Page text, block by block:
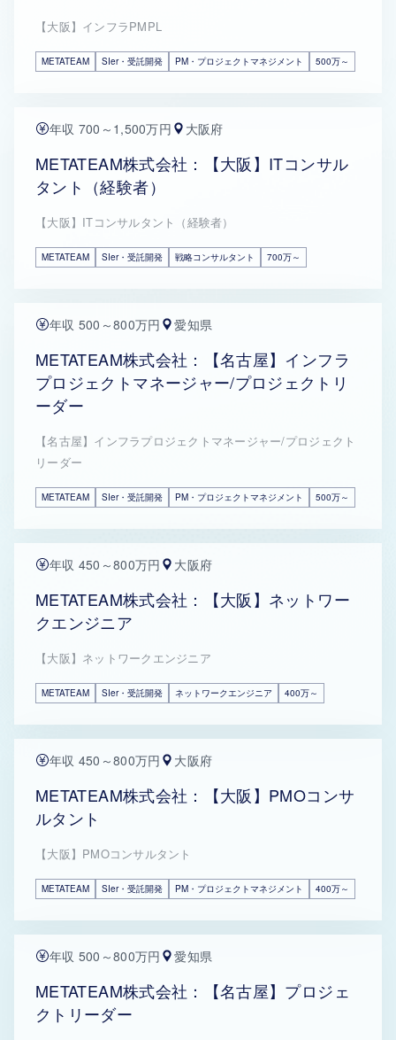
【大阪】インフラPMPL
METATEAM SIer・受託開発 PM・プロジェクトマネジメント 500万～
年収 700～1,500万円 大阪府
METATEAM株式会社：【大阪】ITコンサル
タント（経験者）
【大阪】ITコンサルタント（経験者）
METATEAM SIer・受託開発 戦略コンサルタント 700万～
年収 500～800万円 愛知県
METATEAM株式会社：【名古屋】インフラ
プロジェクトマネージャー/プロジェクトリ
ーダー
【名古屋】インフラプロジェクトマネージャー/プロジェクト
リーダー
METATEAM SIer・受託開発 PM・プロジェクトマネジメント 500万～
年収 450～800万円 大阪府
METATEAM株式会社：【大阪】ネットワー
クエンジニア
【大阪】ネットワークエンジニア
METATEAM SIer・受託開発 ネットワークエンジニア 400万～
年収 450～800万円 大阪府
METATEAM株式会社：【大阪】PMOコンサ
ルタント
【大阪】PMOコンサルタント
METATEAM SIer・受託開発 PM・プロジェクトマネジメント 400万～
年収 500～800万円 愛知県
METATEAM株式会社：【名古屋】プロジェ
クトリーダー